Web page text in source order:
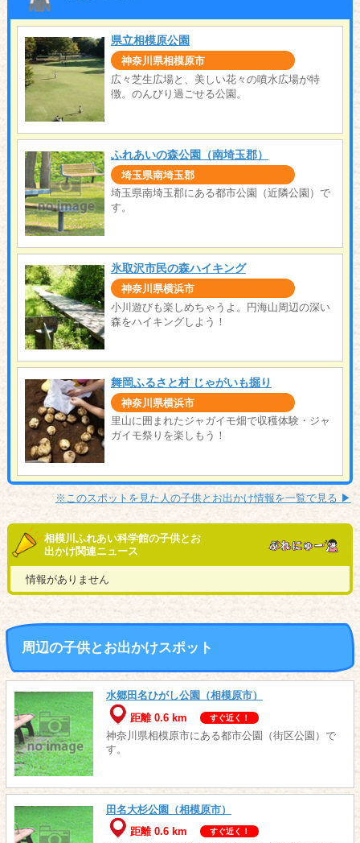
県立相模原公園
神奈川県相模原市
広々芝生広場と、美しい花々の噴水広場が特
徴。のんびり過ごせる公園。
ふれあいの森公園（南埼玉郡）
埼玉県南埼玉郡
埼玉県南埼玉郡にある都市公園（近隣公園）で
す。
氷取沢市民の森ハイキング
神奈川県横浜市
小川遊びも楽しめちゃうよ。円海山周辺の深い
森をハイキングしよう！
舞岡ふるさと村 じゃがいも掘り
神奈川県横浜市
里山に囲まれたジャガイモ畑で収穫体験・ジャ
ガイモ祭りを楽しもう！
※このスポットを見た人の子供とお出かけ情報を一覧で見る ▶︎
相模川ふれあい科学館の子供とお
出かけ関連ニュース
情報がありません
周辺の子供とお出かけスポット
水郷田名ひがし公園（相模原市）
距離 0.6 km
すぐ近く！
神奈川県相模原市にある都市公園（街区公園）で
す。
田名大杉公園（相模原市）
距離 0.6 km
すぐ近く！